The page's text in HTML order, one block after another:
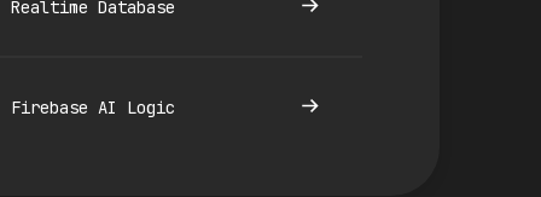
Realtime Database
Firebase AI Logic